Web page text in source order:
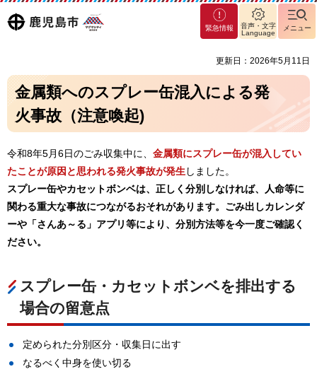
鹿児島
マグ
マシ
緊急情報
音声・文字
Language
メニュー
更新日：2026年5月11日
金属類へのスプレー缶混入による発
火事故（注意喚起)
令和8年5月6日のごみ収集中に、 金属類にスプレー缶が混入してい
たことが原因と思われる発火事故が発生 しました。
スプレー缶やカセットボンベは、正しく分別しなければ、人命等に
関わる重大な事故につながるおそれがあります。ごみ出しカレンダ
ーや「さんあ～る」アプリ等により、分別方法等を今一度ご確認く
ださい。
スプレー缶・カセットボンベを排出する
場合の留意点
定められた分別区分・収集日に出す
なるべく中身を使い切る